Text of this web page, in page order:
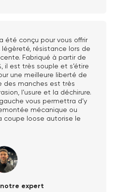
été conçu pour vous offrir
résistance lors de
Fabriqué à partir de
il est très souple et s’étire
une meilleure liberté de
des manches est très
l’usure et la déchirure.
vous permettra d’y
mécanique ou
coupe loose autorise le
notre expert